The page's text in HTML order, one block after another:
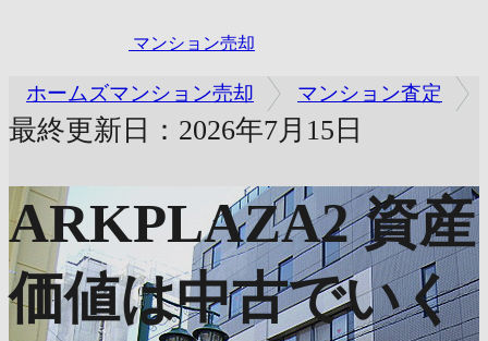
マンション売却
ホームズマンション売却 マンション査定
最終更新日：2026年7月15日
ARKPLAZA2 資産
価値は中古でいく